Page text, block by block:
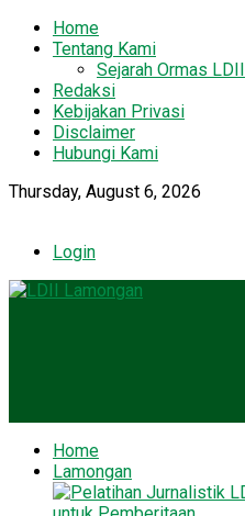
Home
Tentang Kami
Sejarah Ormas LDII
Redaksi
Kebijakan Privasi
Disclaimer
Hubungi Kami
Thursday, August 6, 2026
Login
Home
Lamongan